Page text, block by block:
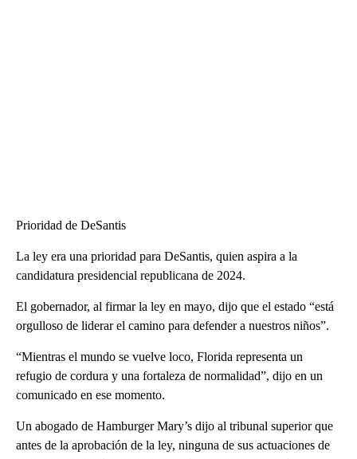
Prioridad de DeSantis
La ley era una prioridad para DeSantis, quien aspira a la
candidatura presidencial republicana de 2024.
El gobernador, al firmar la ley en mayo, dijo que el estado “está
orgulloso de liderar el camino para defender a nuestros niños”.
“Mientras el mundo se vuelve loco, Florida representa un
refugio de cordura y una fortaleza de normalidad”, dijo en un
comunicado en ese momento.
Un abogado de Hamburger Mary’s dijo al tribunal superior que
antes de la aprobación de la ley, ninguna de sus actuaciones de